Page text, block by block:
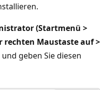
(Startmenü >
rechten Maustaste auf >
und geben Sie diesen